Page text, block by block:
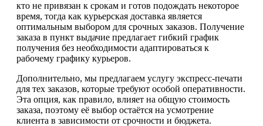
кто не привязан к срокам и готов подождать некоторое
время, тогда как курьерская доставка является
оптимальным выбором для срочных заказов. Получение
заказа в пункт выдачие предлагает гибкий график
получения без необходимости адаптироваться к
рабочему графику курьеров.
Дополнительно, мы предлагаем услугу экспресс-печати
для тех заказов, которые требуют особой оперативности.
Эта опция, как правило, влияет на общую стоимость
заказа, поэтому её выбор остаётся на усмотрение
клиента в зависимости от срочности и бюджета.